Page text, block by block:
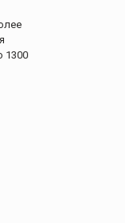
1300